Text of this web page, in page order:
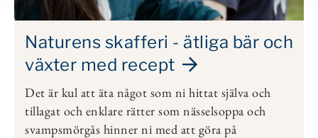
Naturens skafferi - ätliga bär och
växter med recept
Det är kul att äta något som ni hittat själva och
tillagat och enklare rätter som nässelsoppa och
svampsmörgås hinner ni med att göra på